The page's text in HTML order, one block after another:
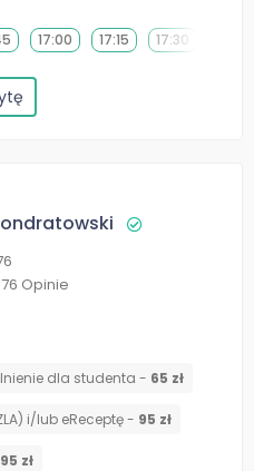
17:00 17:15 17:30
76 Opinie
dla studenta - 65 zł
i/lub eReceptę - 95 zł
95 zł